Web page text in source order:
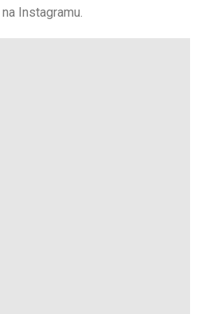
na Instagramu.